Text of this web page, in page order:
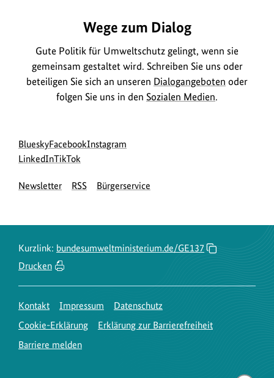
Wege zum Dialog
Gute Politik für Umweltschutz gelingt, wenn sie
gemeinsam gestaltet wird. Schreiben Sie uns oder
beteiligen Sie sich an unseren Dialogangeboten oder
folgen Sie uns in den Sozialen Medien.
Social
Media
Blueskyzur
Bluesky-
des
Facebookzur
des
Instagram
des
LinkedInzur
Seite
zur
Seite
TikTok
Newsletter RSS Bürgerservice
Kurzlink: bundesumweltministerium.de/GE137
Drucken
Kontakt Impressum
Datenschutz
Cookie-Erklärung
Erklärung zur Barrierefreiheit
Barriere melden